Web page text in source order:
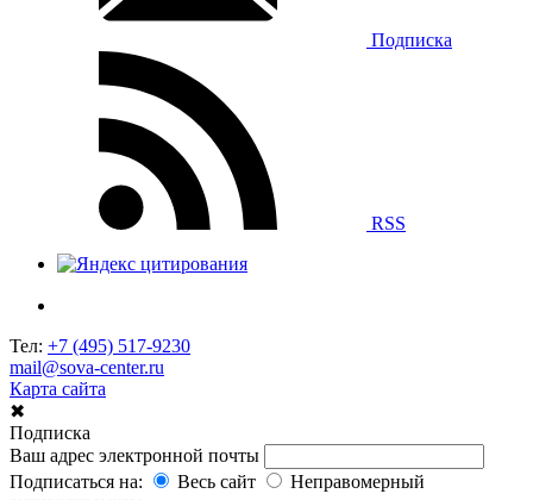
Подписка
RSS
Тел: +7 (495) 517-9230
mail@sova-center.ru
Карта сайта
✖
Подписка
Ваш адрес электронной почты
Подписаться на:
Весь сайт
Неправомерный